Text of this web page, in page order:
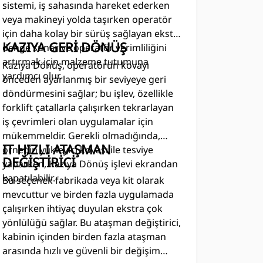
sistemi, iş sahasında hareket ederken
veya makineyi yolda taşırken operatör
için daha kolay bir sürüş sağlayan ekstra
denge sunar ve operatör verimliliğini
artırmak için malzeme tutumuna
yardımcı olur.
KAZIYA GERİ DÖNÜŞ
Kazıya Dönüş, operatörün kovayı
önceden ayarlanmış bir seviyeye geri
döndürmesini sağlar; bu işlev, özellikle
forklift çatallarla çalışırken tekrarlayan
iş çevrimleri olan uygulamalar için
mükemmeldir. Gerekli olmadığında,
örneğin yükleyici kovası ile tesviye
yaparken, Kazıya Dönüş işlevi ekrandan
kapatılabilir.
IT HIZLI ATAŞMAN
DEĞİŞTİRİCİ
Bu seçenek fabrikada veya kit olarak
mevcuttur ve birden fazla uygulamada
çalışırken ihtiyaç duyulan ekstra çok
yönlülüğü sağlar. Bu ataşman değiştirici,
kabinin içinden birden fazla ataşman
arasında hızlı ve güvenli bir değişim